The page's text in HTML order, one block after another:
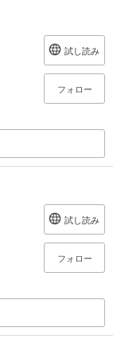
試し読み
フォロー
試し読み
フォロー